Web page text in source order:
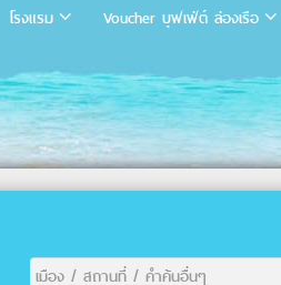
โรงแรม Voucher บุฟเฟ่ต์ ล่องเรือ